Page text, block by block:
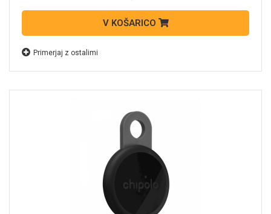
V KOŠARICO
Primerjaj z ostalimi